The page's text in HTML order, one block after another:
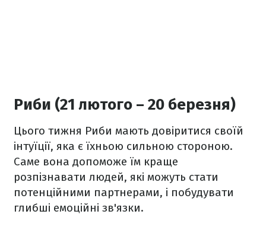
Риби (21 лютого – 20 березня)
Цього тижня Риби мають довіритися своїй
інтуїції, яка є їхньою сильною стороною.
Саме вона допоможе їм краще
розпізнавати людей, які можуть стати
потенційними партнерами, і побудувати
глибші емоційні зв'язки.